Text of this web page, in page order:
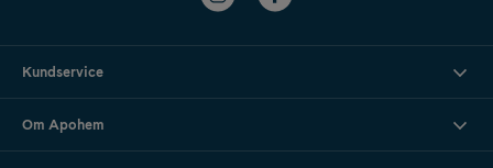
Kundservice
Om Apohem